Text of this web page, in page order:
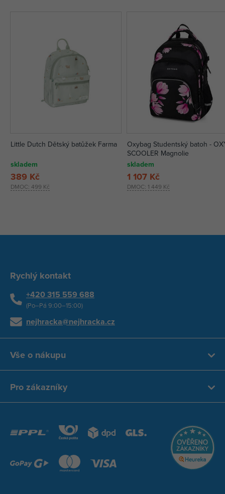
Little Dutch Dětský batůžek Farma
skladem
DMOC: 499 Kč
389 Kč
Oxybag Studentský batoh - OXY
SCOOLER Magnolie
skladem
DMOC: 1 449 Kč
1 107 Kč
Rychlý kontakt
+420 315 559 688
(Po–Pá 9:00–15:00)
nejhracka@nejhracka.cz
Vše o nákupu
Pro zákazníky